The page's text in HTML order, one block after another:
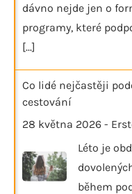
dávno nejde jen o
programy, které
[...]
Co lidé nejčastěji
cestování
28 května 2026 -
Léto je
během